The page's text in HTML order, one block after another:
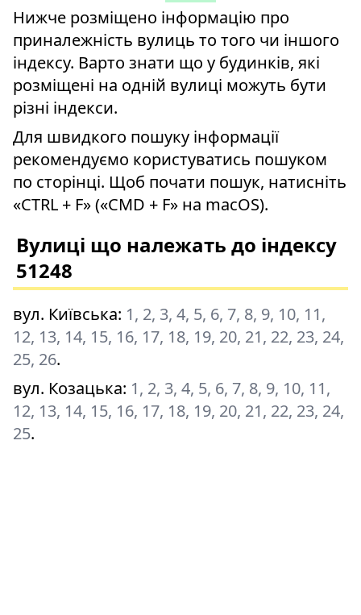
Нижче розміщено інформацію про
приналежність вулиць то того чи іншого
індексу. Варто знати що у будинків, які
розміщені на одній вулиці можуть бути
різні індекси.
Для швидкого пошуку інформації
рекомендуємо користуватись пошуком
по сторінці. Щоб почати пошук, натисніть
«CTRL + F» («CMD + F» на macOS).
Вулиці що належать до індексу
51248
вул. Київська: 1, 2, 3, 4, 5, 6, 7, 8, 9, 10, 11,
12, 13, 14, 15, 16, 17, 18, 19, 20, 21, 22, 23, 24,
25, 26.
вул. Козацька: 1, 2, 3, 4, 5, 6, 7, 8, 9, 10, 11,
12, 13, 14, 15, 16, 17, 18, 19, 20, 21, 22, 23, 24,
25.